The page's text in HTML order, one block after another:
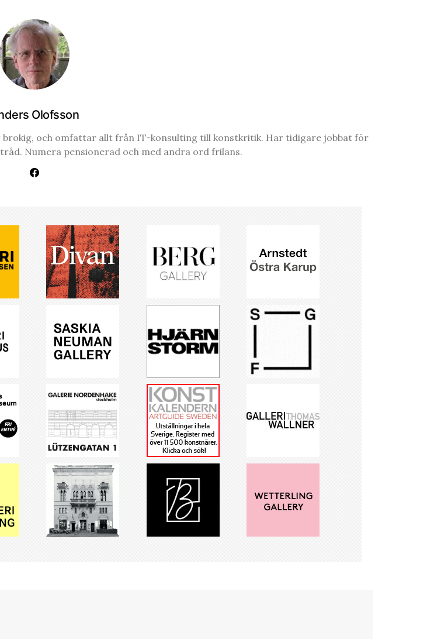
Olofsson
brokig, och omfattar allt från IT-konsulting till konstkritik. Har tidigare jobbat för
Numera pensionerad och med andra ord frilans.